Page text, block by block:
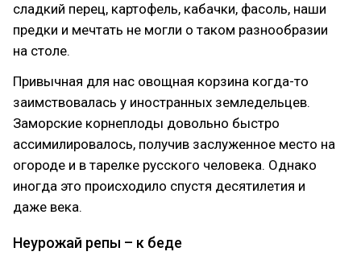
сладкий перец, картофель, кабачки, фасоль, наши
предки и мечтать не могли о таком разнообразии
на столе.
Привычная для нас овощная корзина когда-то
заимствовалась у иностранных земледельцев.
Заморские корнеплоды довольно быстро
ассимилировалось, получив заслуженное место на
огороде и в тарелке русского человека. Однако
иногда это происходило спустя десятилетия и
даже века.
Неурожай репы – к беде